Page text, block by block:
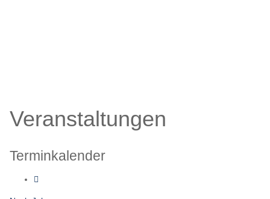
Veranstaltungen
Terminkalender